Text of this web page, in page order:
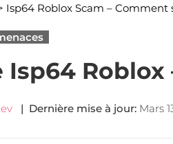
Isp64 Roblox Scam – Comment
Isp64
| Dernière mise à jour: Mars